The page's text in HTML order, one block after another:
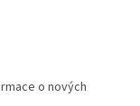
o nových